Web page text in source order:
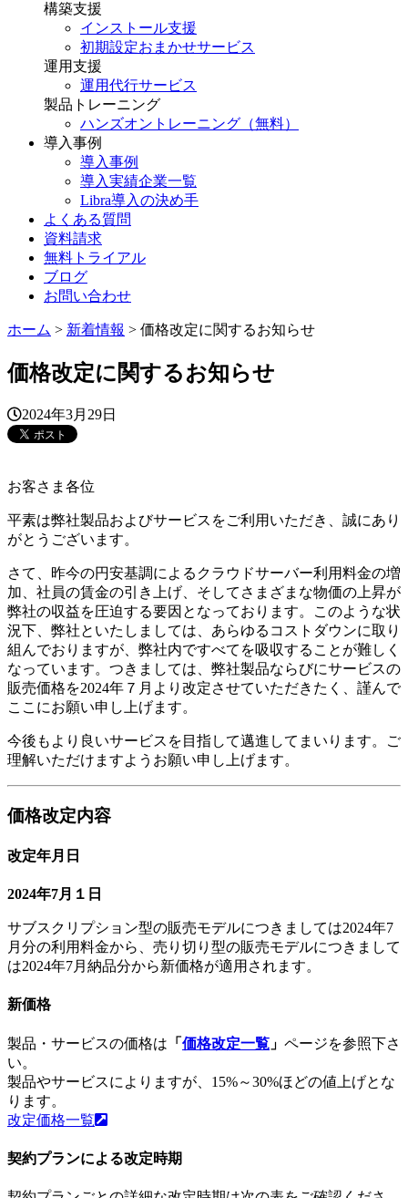
構築支援
インストール支援
初期設定おまかせサービス
運用支援
運用代行サービス
製品トレーニング
ハンズオントレーニング（無料）
導入事例
導入事例
導入実績企業一覧
Libra導入の決め手
よくある質問
資料請求
無料トライアル
ブログ
お問い合わせ
ホーム > 新着情報 > 価格改定に関するお知らせ
価格改定に関するお知らせ
2024年3月29日
お客さま各位
平素は弊社製品およびサービスをご利用いただき、誠にあり
がとうございます。
さて、昨今の円安基調によるクラウドサーバー利用料金の増
加、社員の賃金の引き上げ、そしてさまざまな物価の上昇が
弊社の収益を圧迫する要因となっております。このような状
況下、弊社といたしましては、あらゆるコストダウンに取り
組んでおりますが、弊社内ですべてを吸収することが難しく
なっています。つきましては、弊社製品ならびにサービスの
販売価格を2024年７月より改定させていただきたく、謹んで
ここにお願い申し上げます。
今後もより良いサービスを目指して邁進してまいります。ご
理解いただけますようお願い申し上げます。
価格改定内容
改定年月日
2024年7月１日
サブスクリプション型の販売モデルにつきましては2024年7
月分の利用料金から、売り切り型の販売モデルにつきまして
は2024年7月納品分から新価格が適用されます。
新価格
製品・サービスの価格は 「 価格改定一覧 」 ページを参照下さ
い。
製品やサービスによりますが、15%～30%ほどの値上げとな
ります。
改定価格一覧
契約プランによる改定時期